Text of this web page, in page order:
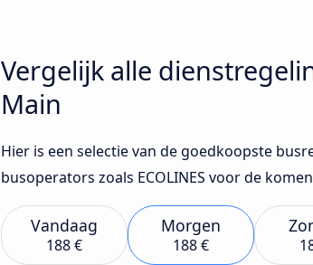
Vergelijk alle
Main
Hier is een selectie van de goedkoopste
busoperators zoals ECOLINES voor de
Vandaag
188 €
Morgen
188 €